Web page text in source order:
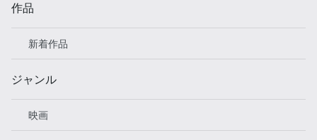
作品
新着作品
ジャンル
映画